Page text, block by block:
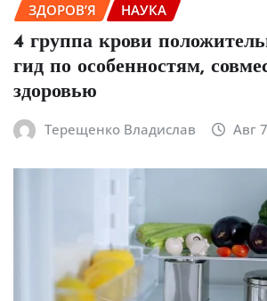
ЗДОРОВ’Я НАУКА
4 группа крови
гид по особенностям,
здоровью
Терещенко Владислав Авг